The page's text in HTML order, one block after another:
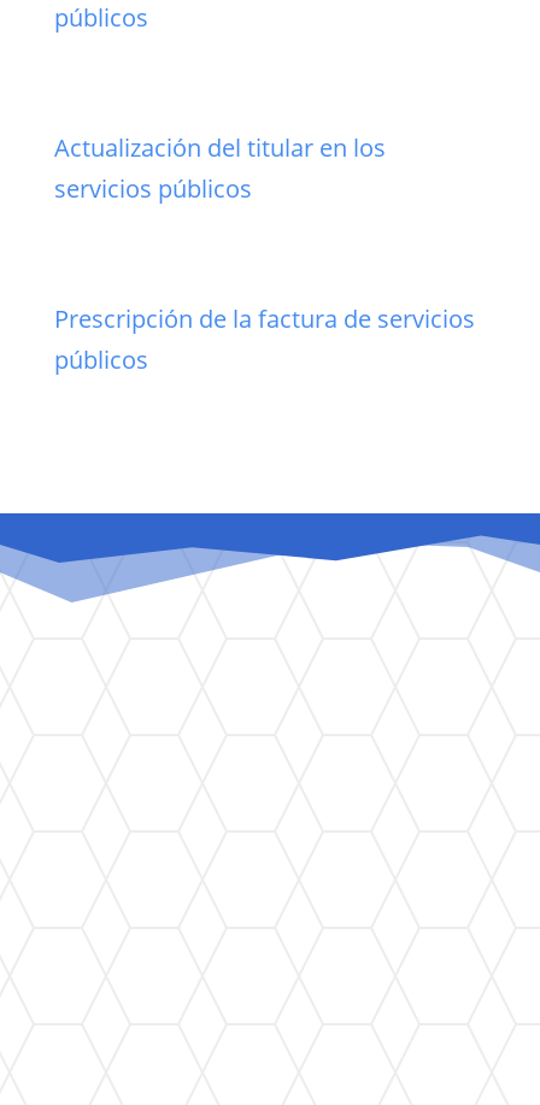
públicos
Actualización del titular en los
servicios públicos
Prescripción de la factura de servicios
públicos